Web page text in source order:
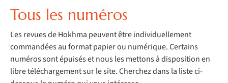
Tous les numéros
Les revues de Hokhma peuvent être individuellement
commandées au format papier ou numérique. Certains
numéros sont épuisés et nous les mettons à disposition en
libre téléchargement sur le site. Cherchez dans la liste ci-